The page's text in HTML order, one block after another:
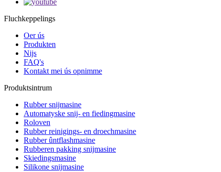
Fluchkeppelings
Oer ús
Produkten
Nijs
FAQ's
Kontakt mei ús opnimme
Produktsintrum
Rubber snijmasine
Automatyske snij- en fiedingmasine
Roloven
Rubber reinigings- en droechmasine
Rubber ûntflashmasine
Rubberen pakking snijmasine
Skiedingsmasine
Silikone snijmasine